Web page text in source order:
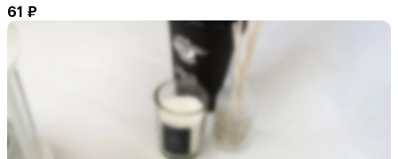
61 ₽